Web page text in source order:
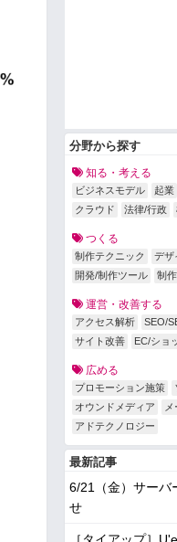
分野から探す
知る・考える
ビジネスモデル 起業
クラウド
法律/行政
つくる
制作テクニック デザ
開発/制作ツール
制
運営・改善する
アクセス解析 SEO/
サイト改善
EC/ショ
広める
プロモーション施策
オウンドメディア
アドテクノロジー
最新記事
6/21（金）サーバ
せ